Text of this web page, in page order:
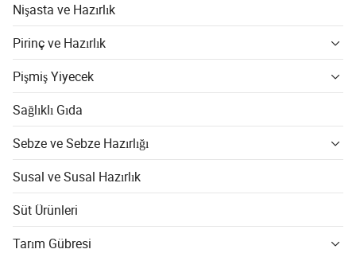
Nişasta ve Hazırlık
Pirinç ve Hazırlık
Pişmiş Yiyecek
Sağlıklı Gıda
Sebze ve Sebze Hazırlığı
Susal ve Susal Hazırlık
Süt Ürünleri
Tarım Gübresi